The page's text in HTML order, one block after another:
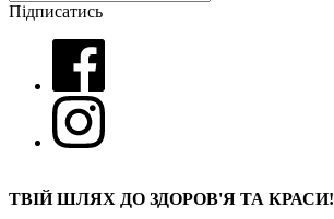
Підписатись
ТВІЙ ШЛЯХ ДО ЗДОРОВ'Я ТА КРАСИ!